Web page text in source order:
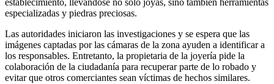
establecimiento, llevándose no solo joyas, sino también herramientas
especializadas y piedras preciosas.
Las autoridades iniciaron las investigaciones y se espera que las
imágenes captadas por las cámaras de la zona ayuden a identificar a
los responsables. Entretanto, la propietaria de la joyería pide la
colaboración de la ciudadanía para recuperar parte de lo robado y
evitar que otros comerciantes sean víctimas de hechos similares.